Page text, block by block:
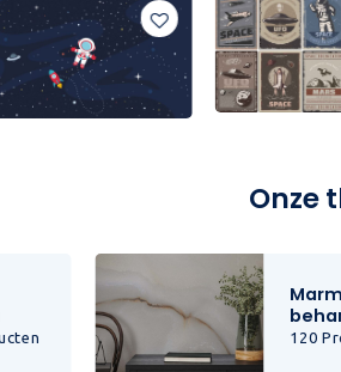
Onze
120